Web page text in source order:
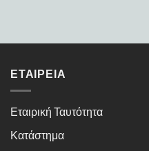
ΕΤΑΙΡΕΊΑ
Εταιρική Ταυτότητα
Κατάστημα